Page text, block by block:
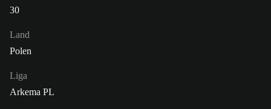
30
Land
Polen
Liga
Arkema PL